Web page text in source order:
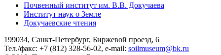
Почвенный институт им. В.В. Докучаева
Институт наук о Земле
Докучаевские чтения
199034, Санкт-Петербург, Биржевой проезд, 6
Тел./факс: +7 (812) 328-56-02, e-mail: soilmuseum@bk.ru